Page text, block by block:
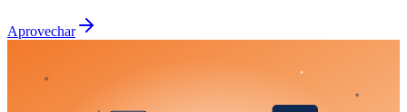
Aprovechar